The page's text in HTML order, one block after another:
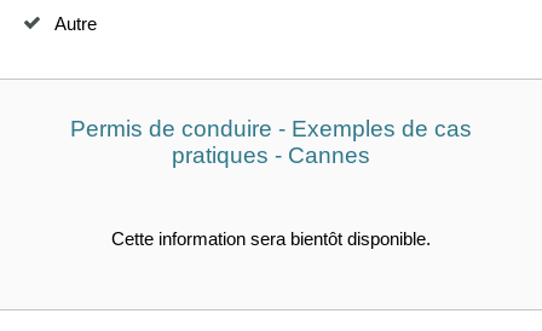
Autre
Permis de conduire - Exemples de cas
pratiques - Cannes
Cette information sera bientôt disponible.